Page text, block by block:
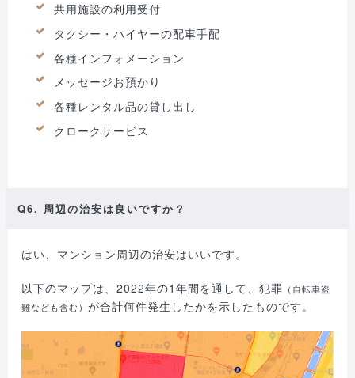
共用施設の利用受付
タクシー・ハイヤーの配車手配
各種インフォメーション
メッセージお預かり
各種レンタル品の貸し出し
クロークサービス
Q6. 周辺の治安は良いですか？
はい、マンション周辺の治安はいいです。
以下のマップは、2022年の1年間を通して、犯罪 （自転車盗
難なども含む）が合計何件発生したかを示したものです。